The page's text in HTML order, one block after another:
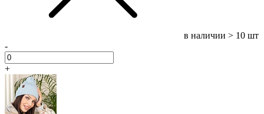
в наличии > 10 шт
-
+